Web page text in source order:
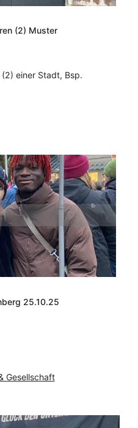
(2) Muster
einer Stadt, Bsp.
25.10.25
Gesellschaft